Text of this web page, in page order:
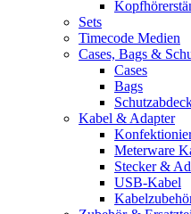
Sets
Timecode Medien
Cases, Bags &
Cases
Bags
Kabel & Adapter
Meterware
Stecker &
USB-Kabel